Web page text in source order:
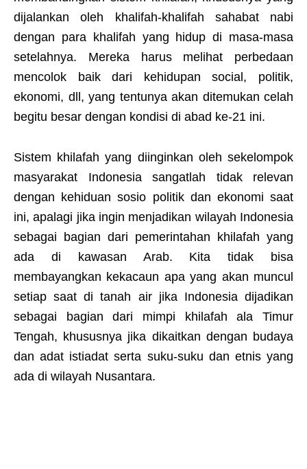
dijalankan oleh khalifah-khalifah sahabat nabi
dengan para khalifah yang hidup di masa-masa
setelahnya. Mereka harus melihat perbedaan
mencolok baik dari kehidupan social, politik,
ekonomi, dll, yang tentunya akan ditemukan celah
begitu besar dengan kondisi di abad ke-21 ini.
Sistem khilafah yang diinginkan oleh sekelompok
masyarakat Indonesia sangatlah tidak relevan
dengan kehiduan sosio politik dan ekonomi saat
ini, apalagi jika ingin menjadikan wilayah Indonesia
sebagai bagian dari pemerintahan khilafah yang
ada di kawasan Arab. Kita tidak bisa
membayangkan kekacaun apa yang akan muncul
setiap saat di tanah air jika Indonesia dijadikan
sebagai bagian dari mimpi khilafah ala Timur
Tengah, khususnya jika dikaitkan dengan budaya
dan adat istiadat serta suku-suku dan etnis yang
ada di wilayah Nusantara.